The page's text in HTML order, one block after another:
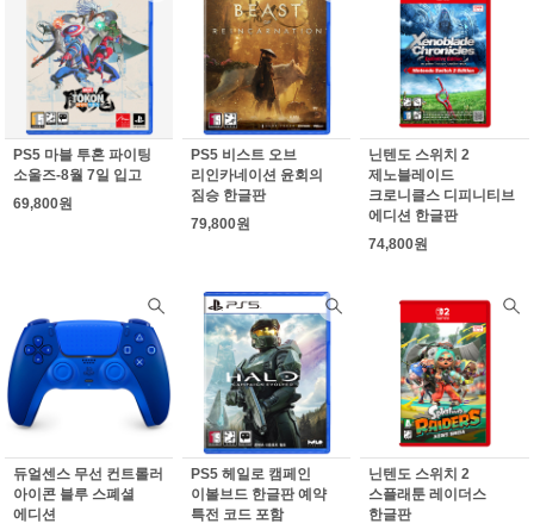
PS5 마블 투혼 파이팅
소울즈-8월 7일 입고
69,800원
PS5 비스트 오브
리인카네이션 윤회의
짐승 한글판
79,800원
닌텐도 스위치 2
제노블레이드
크로니클스 디피니티브
에디션 한글판
74,800원
듀얼센스 무선 컨트롤러
아이콘 블루 스폐셜
에디션
PS5 헤일로 캠페인
이볼브드 한글판 예약
특전 코드 포함
닌텐도 스위치 2
스플래툰 레이더스
한글판